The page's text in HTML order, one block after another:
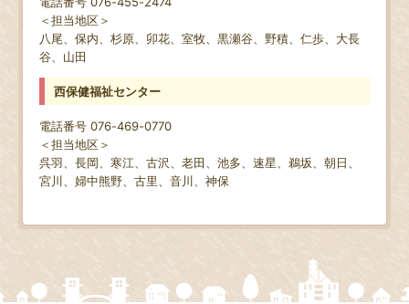
＜担当地区＞
八尾、保内、杉原、卯花、室牧、黒瀬谷、野積、仁歩、大長
谷、山田
西保健福祉センター
電話番号 076-469-0770
＜担当地区＞
呉羽、長岡、寒江、古沢、老田、池多、速星、鵜坂、朝日、
宮川、婦中熊野、古里、音川、神保